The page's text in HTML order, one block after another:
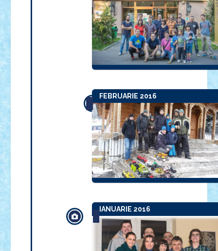
FEBRUARIE 2016
IANUARIE 2016